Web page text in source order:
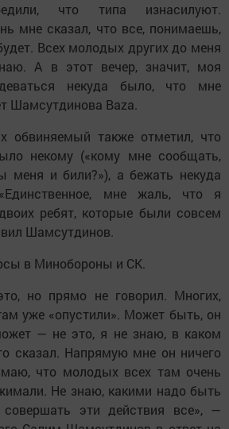
что типа изнасилуют.
мне сказал, что все, понимаешь,
Всех молодых других до меня
А в этот вечер, значит, моя
некуда было, что мне
Шамсутдинова Baza.
обвиняемый также отметил, что
некому («кому мне сообщать,
меня и били?»), а бежать некуда
мне жаль, что я
ребят, которые были совсем
Шамсутдинов.
в Минобороны и СК.
но прямо не говорил. Многих,
уже «опустили». Может быть, он
— не это, я не знаю, в каком
сказал. Напрямую мне он ничего
что молодых всех там очень
Не знаю, какими надо быть
эти действия все», —